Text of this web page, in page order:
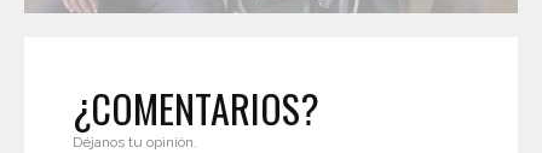
¿COMENTARIOS?
Déjanos tu opinión.